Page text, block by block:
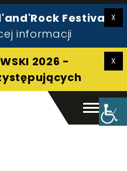
Festival!
informacji
2026 -